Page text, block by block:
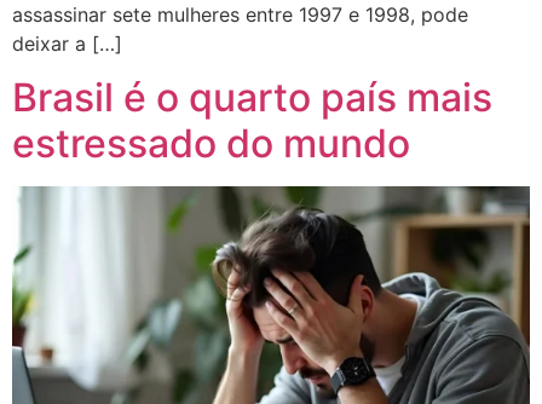
assassinar sete mulheres entre 1997 e 1998, pode
deixar a […]
Brasil é o quarto país mais
estressado do mundo